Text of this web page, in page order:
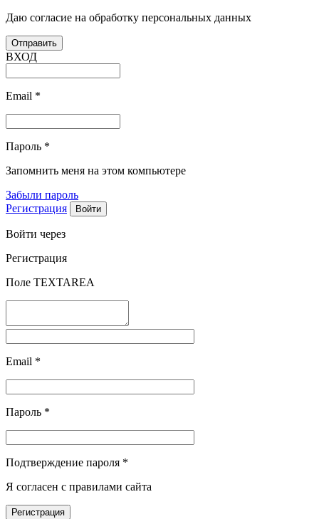
Даю согласие на обработку персональных данных
ВХОД
Email *
Пароль *
Запомнить меня на этом компьютере
Забыли пароль
Регистрация
Войти через
Регистрация
Поле TEXTAREA
Email *
Пароль *
Подтверждение пароля *
Я согласен с правилами сайта